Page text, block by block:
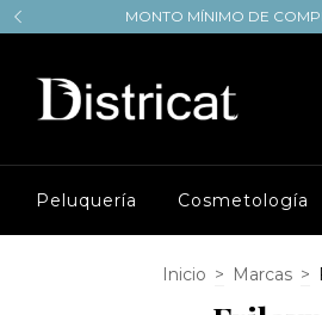
MONTO MÍNIMO DE
Peluquería Cosmetología
Inicio > Marcas >